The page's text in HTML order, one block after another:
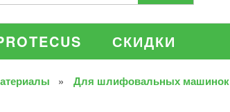
СКИДКИ
Для шлифовальных машинок